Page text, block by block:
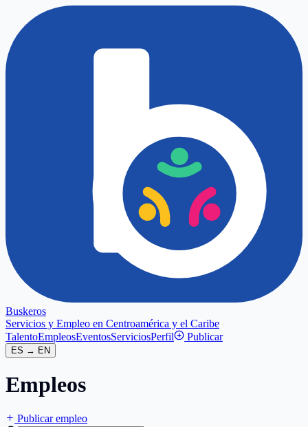
Buskeros
Servicios y Empleo en Centroamérica y el Caribe
TalentoEmpleosEventosServiciosPerfil Publicar
ES → EN
Empleos
Publicar empleo